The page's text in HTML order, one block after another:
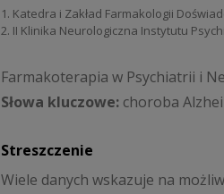
1. Katedra i Zakład Farmakologii
2. II Klinika Neurologiczna Instytutu
Farmakoterapia w Psychiatrii i
Słowa kluczowe: choroba
Streszczenie
Wiele danych wskazuje na